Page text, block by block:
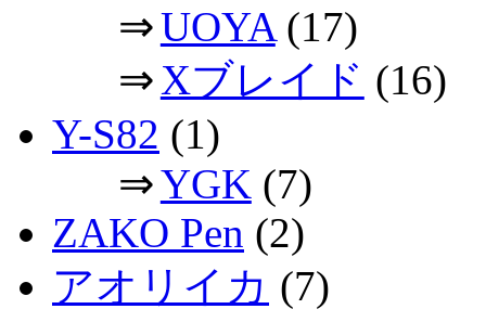
⇒UOYA(17)
⇒Xブレイド (16)
Y-S82 (1)
⇒YGK (7)
ZAKO Pen (2)
アオリイカ (7)